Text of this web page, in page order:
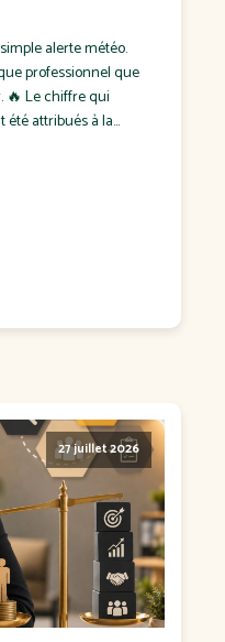
alerte météo.
professionnel que
🔥 Le chiffre qui
été attribués à la
27 juillet 2026